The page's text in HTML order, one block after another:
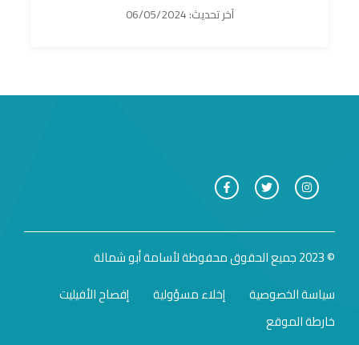
آخر تحديث:06/05/2024
© 2023 جميع الحقوق محفوظة لأسامة أبو شمالة
سياسة الخصوصية
إخلاء مسؤولية
إفصاح الأفيليت
خارطة الموقع